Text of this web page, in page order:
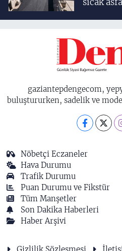
gaziantepdengecom,
buluştururken, sadelik ve
Nöbetçi Eczaneler
Hava Durumu
Trafik Durumu
Puan Durumu ve Fikstür
Tüm Manşetler
Son Dakika Haberleri
Haber Arşivi
Gizlilik Sözleşmesi